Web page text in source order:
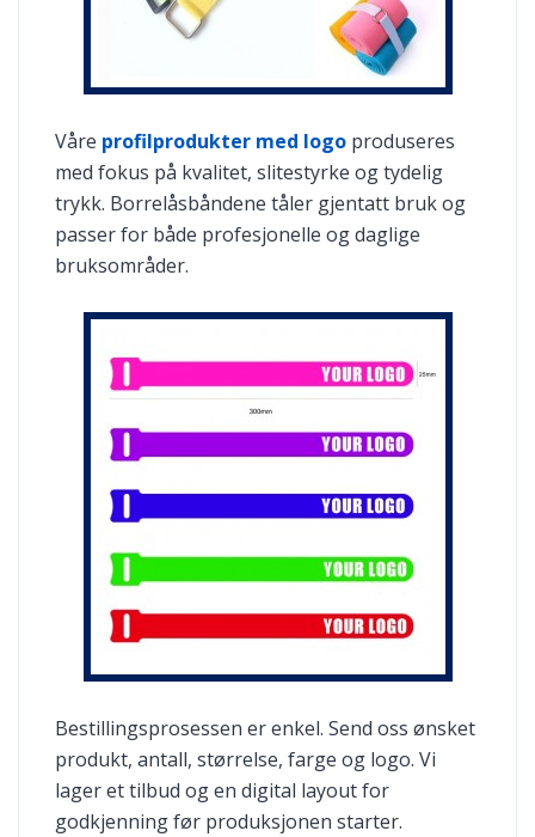
Våre profilprodukter med logo produseres
med fokus på kvalitet, slitestyrke og tydelig
trykk. Borrelåsbåndene tåler gjentatt bruk og
passer for både profesjonelle og daglige
bruksområder.
Bestillingsprosessen er enkel. Send oss ønsket
produkt, antall, størrelse, farge og logo. Vi
lager et tilbud og en digital layout for
godkjenning før produksjonen starter.